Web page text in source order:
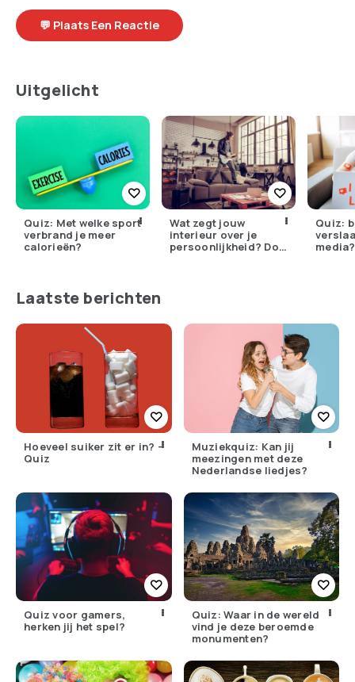
💬 Plaats Een Reactie
Uitgelicht
Quiz: Met welke sport
verbrand je meer
calorieën?
Wat zegt jouw
interieur over je
persoonlijkheid? Doe
Quiz:
media?
Laatste berichten
Hoeveel suiker zit er in? –
Quiz
Muziekquiz: Kan jij
meezingen met deze
Nederlandse liedjes?
Quiz voor gamers,
herken jij het spel?
Quiz: Waar in de wereld
vind je deze beroemde
monumenten?